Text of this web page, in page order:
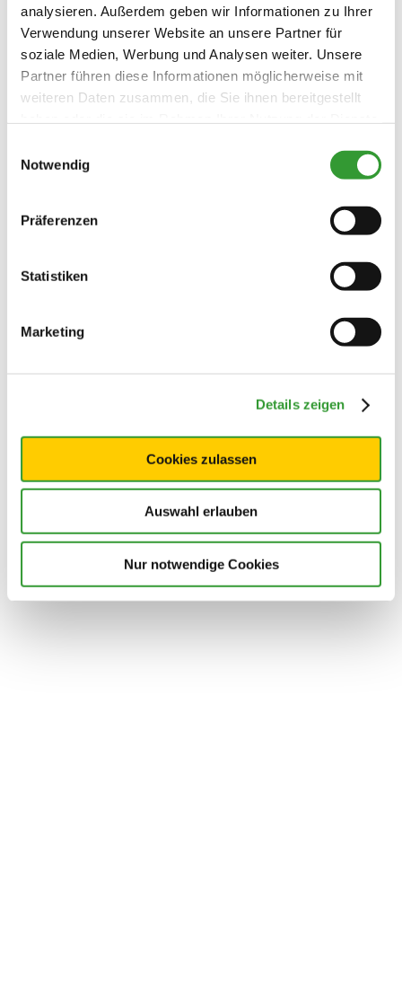
analysieren. Außerdem geben wir Informationen zu Ihrer
Verwendung unserer Website an unsere Partner für
soziale Medien, Werbung und Analysen weiter. Unsere
Partner führen diese Informationen möglicherweise mit
weiteren Daten zusammen, die Sie ihnen bereitgestellt
Notwendig
Präferenzen
Statistiken
Marketing
Details zeigen
Cookies zulassen
Auswahl erlauben
Nur notwendige Cookies